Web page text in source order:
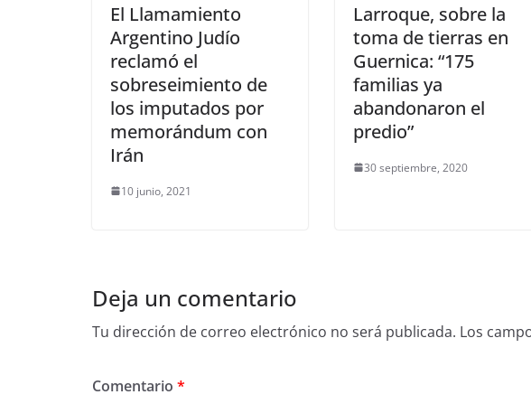
El Llamamiento
Argentino Judío
reclamó el
sobreseimiento de
los imputados por
memorándum con
Irán
10 junio, 2021
Larroque, sobre la
toma de tierras en
Guernica: “175
familias ya
abandonaron el
predio”
30 septiembre, 2020
Deja un comentario
Tu dirección de correo electrónico no será publicada. Los
Comentario *